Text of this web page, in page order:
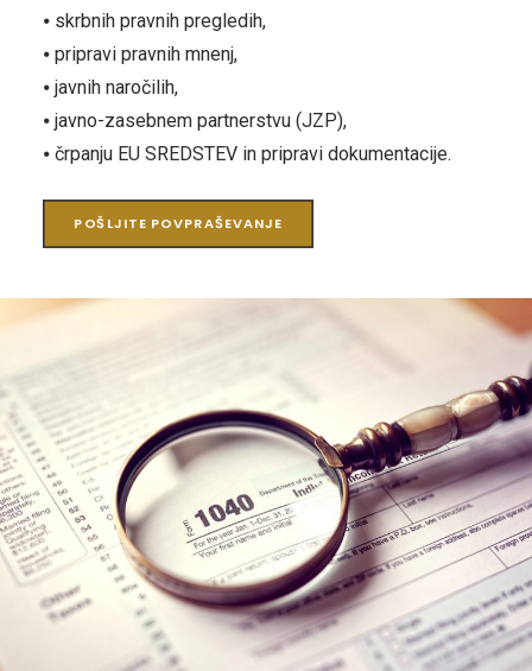
⦁ skrbnih pravnih pregledih,
⦁ pripravi pravnih mnenj,
⦁ javnih naročilih,
⦁ javno-zasebnem partnerstvu (JZP),
⦁ črpanju EU SREDSTEV in pripravi dokumentacije.
POŠLJITE POVPRAŠEVANJE